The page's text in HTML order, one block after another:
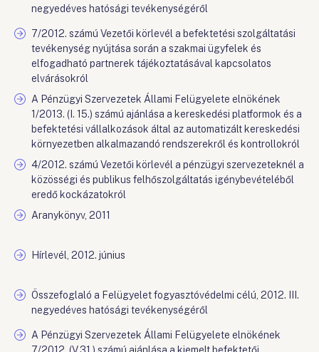
negyedéves hatósági tevékenységéről
7/2012. számú Vezetői körlevél a befektetési szolgáltatási
tevékenység nyújtása során a szakmai ügyfelek és
elfogadható partnerek tájékoztatásával kapcsolatos
elvárásokról
A Pénzügyi Szervezetek Állami Felügyelete elnökének
1/2013. (I. 15.) számú ajánlása a kereskedési platformok és a
befektetési vállalkozások által az automatizált kereskedési
környezetben alkalmazandó rendszerekről és kontrollokról
4/2012. számú Vezetői körlevél a pénzügyi szervezeteknél a
közösségi és publikus felhőszolgáltatás igénybevételéből
eredő kockázatokról
Aranykönyv, 2011
Hírlevél, 2012. június
Összefoglaló a Felügyelet fogyasztóvédelmi célú, 2012. III.
negyedéves hatósági tevékenységéről
A Pénzügyi Szervezetek Állami Felügyelete elnökének